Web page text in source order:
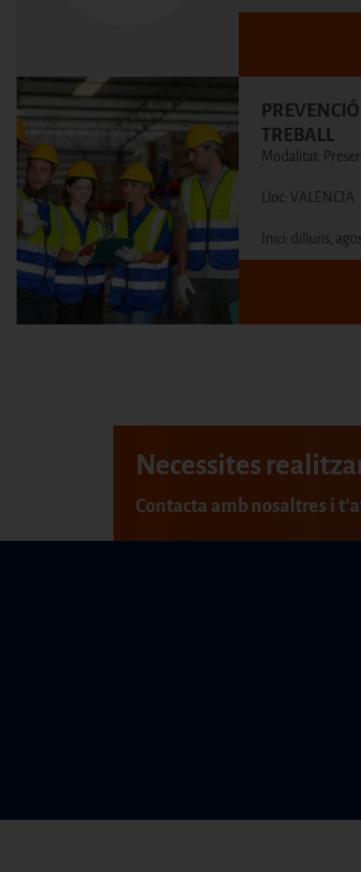
TREBALL
Modalitat:
Lloc: VALENCIA
Inici: dilluns,
Necessites
Contacta amb nosaltres i